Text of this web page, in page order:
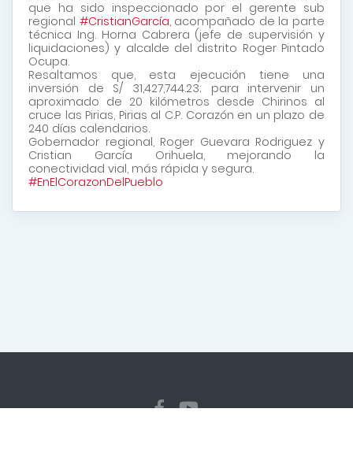
que ha sido inspeccionado por el gerente sub
regional #CristianGarcía, acompañado de la parte
técnica Ing. Horna Cabrera (jefe de supervisión y
liquidaciones) y alcalde del distrito Roger Pintado
Ocupa.
Resaltamos que, esta ejecución tiene una
inversión de S/ 31,427,744.23; para intervenir un
aproximado de 20 kilómetros desde Chirinos al
cruce las Pirias, Pirias al C.P. Corazón en un plazo de
240 días calendarios.
Gobernador regional, Roger Guevara Rodriguez y
Cristian García Orihuela, mejorando la
conectividad vial, más rápida y segura.
#EnElCorazonDelPueblo